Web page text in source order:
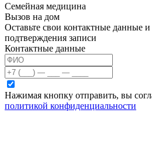
Семейная медицина
Вызов на дом
Оставьте свои контактные данные
подтверждения записи
Контактные данные
Нажимая кнопку отправить, вы
политикой конфиденциальности